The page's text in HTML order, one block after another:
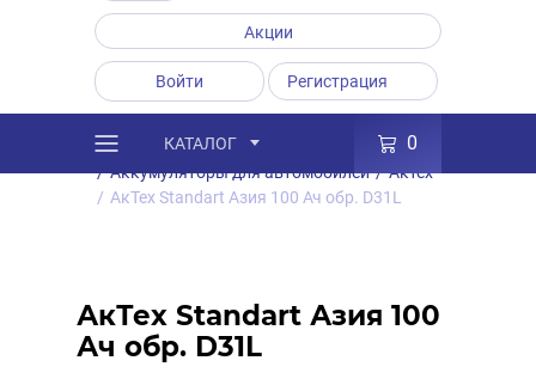
Акции
Войти Регистрация
КАТАЛОГ 0
Каталог / Товары
Аккумуляторы
/ Аккумуляторы для автомобилей / Актех
/ АкТех Standart Азия 100 Ач обр. D31L
АкТех Standart Азия 100
Ач обр. D31L